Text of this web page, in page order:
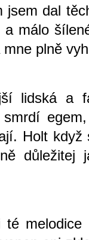
jsem dal
málo
plně
lidská a
Holt
důležitej